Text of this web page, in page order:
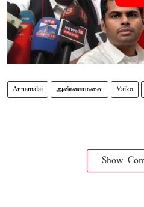
Annamalai அண்ணாமலை Vaiko
Show